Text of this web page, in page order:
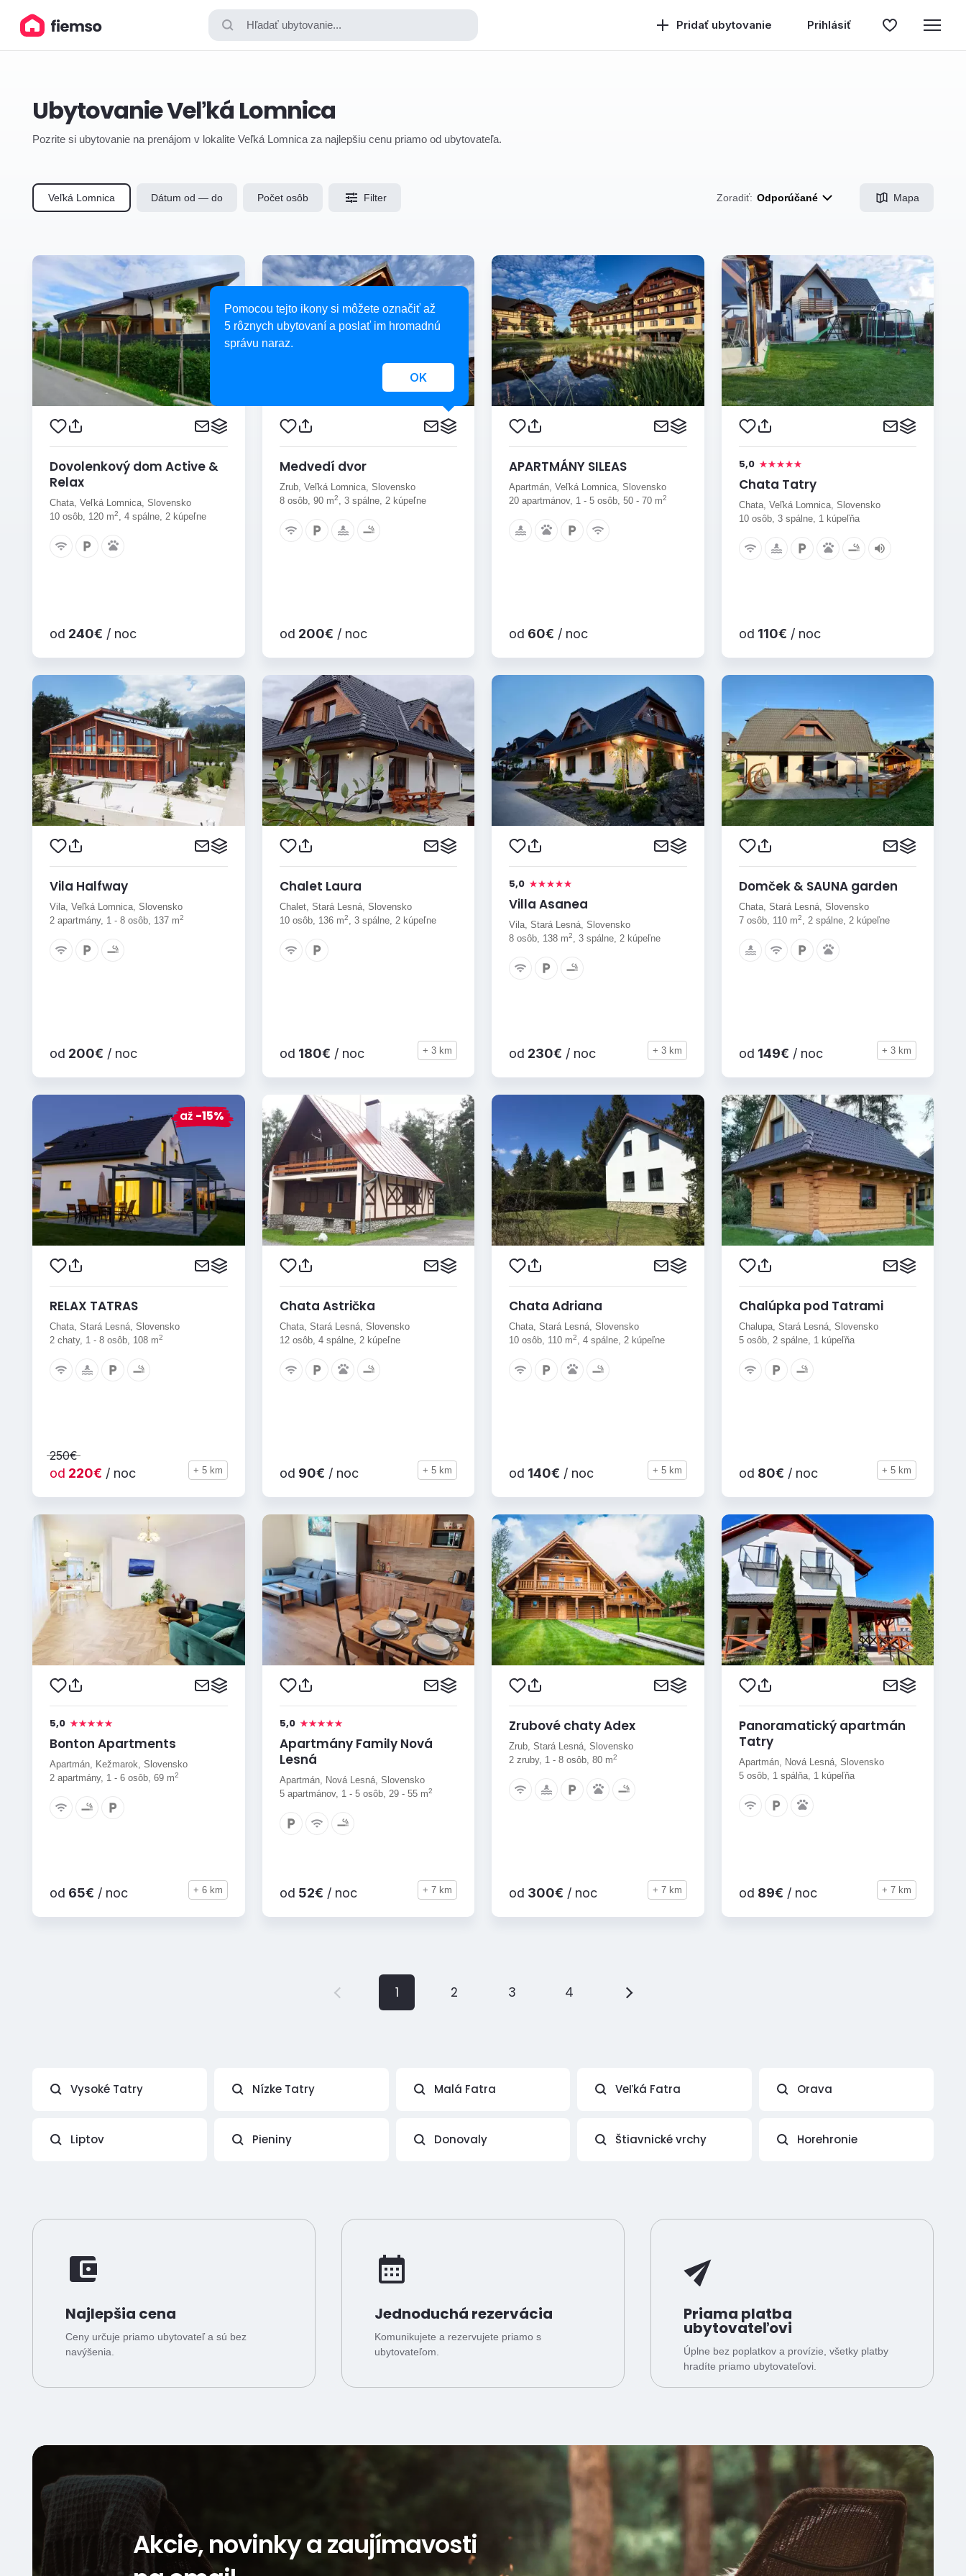
Hľadať ubytovanie... Pridať ubytovanie Prihlásiť
Ubytovanie Veľká Lomnica
Pozrite si ubytovanie na prenájom v lokalite Veľká Lomnica za najlepšiu cenu priamo od ubytovateľa.
Veľká Lomnica Dátum od — do Počet osôb Filter Zoradiť: Odporúčané Mapa
Dovolenkový dom Active &
Relax
Chata, Veľká Lomnica, Slovensko
10 osôb, 120 m2, 4 spálne, 2 kúpeľne
od 240€ / noc
Medvedí dvor
Zrub, Veľká Lomnica, Slovensko
8 osôb, 90 m2, 3 spálne, 2 kúpeľne
od 200€ / noc
APARTMÁNY SILEAS
Apartmán, Veľká Lomnica, Slovensko
20 apartmánov, 1 - 5 osôb, 50 - 70 m2
od 60€ / noc
5,0
Chata Tatry
Chata, Veľká Lomnica, Slovensko
10 osôb, 3 spálne, 1 kúpeľňa
od 110€ / noc
Vila Halfway
Vila, Veľká Lomnica, Slovensko
2 apartmány, 1 - 8 osôb, 137 m2
od 200€ / noc
Chalet Laura
Chalet, Stará Lesná, Slovensko
10 osôb, 136 m2, 3 spálne, 2 kúpeľne
od 180€ / noc + 3 km
5,0
Villa Asanea
Vila, Stará Lesná, Slovensko
8 osôb, 138 m2, 3 spálne, 2 kúpeľne
od 230€ / noc + 3 km
Domček & SAUNA garden
Chata, Stará Lesná, Slovensko
7 osôb, 110 m2, 2 spálne, 2 kúpeľne
od 149€ / noc + 3 km
RELAX TATRAS
Chata, Stará Lesná, Slovensko
2 chaty, 1 - 8 osôb, 108 m2
250€
od 220€ / noc
až -15%
+ 5 km
Chata Astrička
Chata, Stará Lesná, Slovensko
12 osôb, 4 spálne, 2 kúpeľne
od 90€ / noc + 5 km
Chata Adriana
Chata, Stará Lesná, Slovensko
10 osôb, 110 m2, 4 spálne, 2 kúpeľne
od 140€ / noc + 5 km
Chalúpka pod Tatrami
Chalupa, Stará Lesná, Slovensko
5 osôb, 2 spálne, 1 kúpeľňa
od 80€ / noc + 5 km
5,0
Bonton Apartments
Apartmán, Kežmarok, Slovensko
2 apartmány, 1 - 6 osôb, 69 m2
od 65€ / noc + 6 km
5,0
Apartmány Family Nová
Lesná
Apartmán, Nová Lesná, Slovensko
5 apartmánov, 1 - 5 osôb, 29 - 55 m2
od 52€ / noc + 7 km
Zrubové chaty Adex
Zrub, Stará Lesná, Slovensko
2 zruby, 1 - 8 osôb, 80 m2
od 300€ / noc + 7 km
Panoramatický apartmán
Tatry
Apartmán, Nová Lesná, Slovensko
5 osôb, 1 spálňa, 1 kúpeľňa
od 89€ / noc + 7 km
1 2 3 4
Vysoké Tatry Nízke Tatry Malá Fatra Veľká Fatra Orava
Liptov Pieniny Donovaly Štiavnické vrchy Horehronie
Najlepšia cena
Ceny určuje priamo ubytovateľ a sú bez
navýšenia.
Jednoduchá rezervácia
Komunikujete a rezervujete priamo s
ubytovateľom.
Priama platba
ubytovateľovi
Úplne bez poplatkov a provízie, všetky platby
hradíte priamo ubytovateľovi.
Akcie, novinky a zaujímavosti
Pomocou tejto ikony si môžete označiť až
5 rôznych ubytovaní a poslať im hromadnú
správu naraz.
OK